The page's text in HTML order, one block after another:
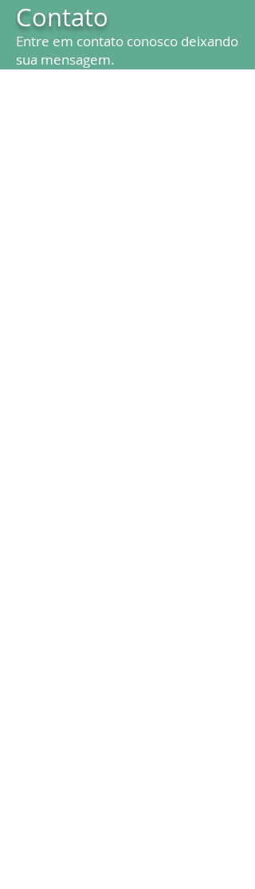
Contato
Entre em contato conosco deixando
sua mensagem.